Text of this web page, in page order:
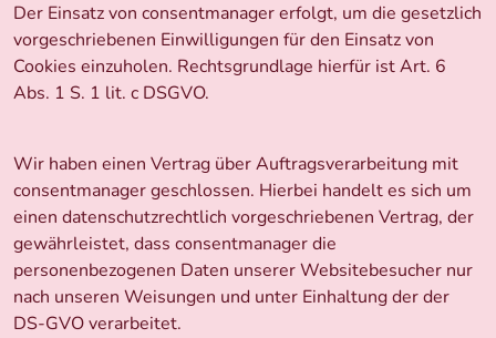
Der Einsatz von consentmanager erfolgt, um die gesetzlich
vorgeschriebenen Einwilligungen für den Einsatz von
Cookies einzuholen. Rechtsgrundlage hierfür ist Art. 6
Abs. 1 S. 1 lit. c DSGVO.
Wir haben einen Vertrag über Auftragsverarbeitung mit
consentmanager geschlossen. Hierbei handelt es sich um
einen datenschutzrechtlich vorgeschriebenen Vertrag, der
gewährleistet, dass consentmanager die
personenbezogenen Daten unserer Websitebesucher nur
nach unseren Weisungen und unter Einhaltung der der
DS-GVO verarbeitet.